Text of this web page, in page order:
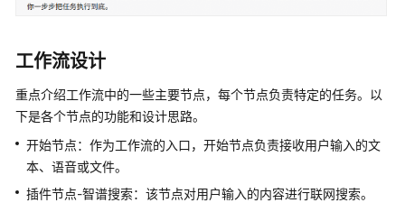
实
工
作
流
实
工作流设计
重点介绍工作流中的一些主要节点，每个节点负责特定的任务。以
下是各个节点的功能和设计思路。
开始节点：作为工作流的入口，开始节点负责接收用户输入的文
本、语音或文件。
插件节点-智谱搜索：该节点对用户输入的内容进行联网搜索。